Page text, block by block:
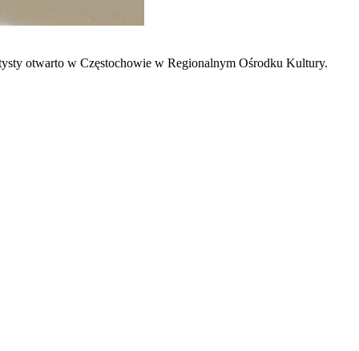
otwarto w Częstochowie w Regionalnym Ośrodku Kultury.